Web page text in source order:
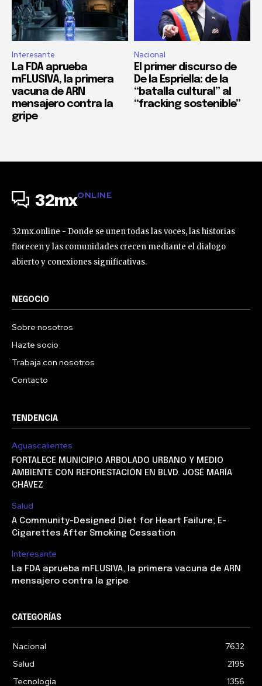
Interesante
La FDA aprueba
mFLUSIVA, la primera
vacuna de ARN
mensajero contra la
gripe
Nacional
El primer discurso de
De la Espriella: de la
“batalla cultural” al
“fracking sostenible”
32mxONLINE
32mx.online - Donde se unen todas las voces, las historias
florecen y las comunidades crecen mediante el dialogo
abierto y conexiones significativas.
NEGOCIO
Sobre nosotros
Hazte socio
Trabaja con nosotros
Contacto
TENDENCIA
Aguascalientes
FORTALECE MUNICIPIO ARBOLADO URBANO Y MEDIO
AMBIENTE CON REFORESTACIÓN EN BLVD. JOSÉ MARÍA
CHÁVEZ
Salud
A Community-Designed Diet for Heart Failure; E-
Cigarettes After Smoking Cessation
Interesante
La FDA aprueba mFLUSIVA, la primera vacuna de ARN
mensajero contra la gripe
CATEGORÍAS
Nacional
7632
Salud
2195
Tecnología
1356